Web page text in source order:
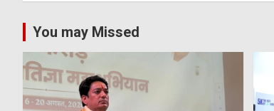
You may Missed